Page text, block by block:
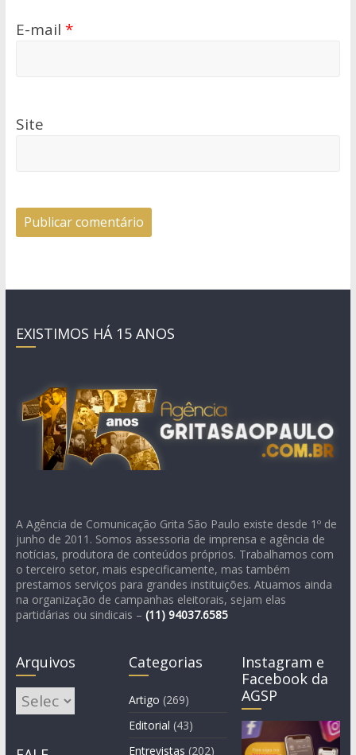
E-mail *
Site
EXISTIMOS HÁ 15 ANOS
A Agência de Comunicação Grita São Paulo existe desde 1º de
junho de 2011. Somos assessoria de imprensa e agência de
notícias, produtora de conteúdos próprios. Trabalhamos com
o terceiro setor, mais especificamente, mas também
prestamos serviços para grandes instituições. Atuamos ainda
na organização de campanhas eleitorais, sejam elas
partidárias ou sindicais – (11) 94037.6585
Arquivos
Arquivos
Categorias
Artigo (269)
Editorial (43)
Entrevistas (202)
Instagram e
Facebook da
AGSP